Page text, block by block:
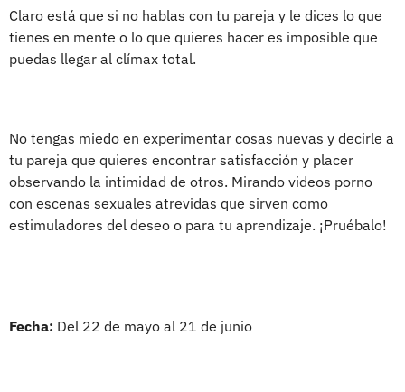
Claro está que si no hablas con tu pareja y le dices lo que
tienes en mente o lo que quieres hacer es imposible que
puedas llegar al clímax total.
No tengas miedo en experimentar cosas nuevas y decirle a
tu pareja que quieres encontrar satisfacción y placer
observando la intimidad de otros. Mirando videos porno
con escenas sexuales atrevidas que sirven como
estimuladores del deseo o para tu aprendizaje. ¡Pruébalo!
Fecha: Del 22 de mayo al 21 de junio